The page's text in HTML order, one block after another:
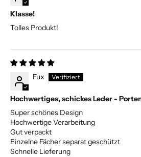
Klasse!
Tolles Produkt!
Fux
Hochwertiges, schickes Leder -
Super schönes Design
Hochwertige Verarbeitung
Gut verpackt
Einzelne Fächer separat geschützt
Schnelle Lieferung